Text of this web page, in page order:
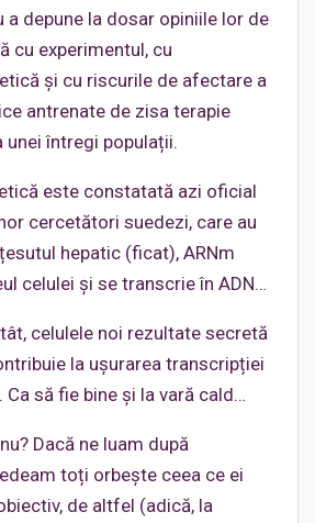
a depune la dosar opiniile lor de
cu experimentul, cu
și cu riscurile de afectare a
antrenate de zisa terapie
întregi populații.
este constatată azi oficial
cercetători suedezi, care au
hepatic (ficat), ARNm
celulei și se transcrie în ADN…
celulele noi rezultate secretă
la ușurarea transcripției
Ca să fie bine și la vară cald…
Dacă ne luam după
toți orbește ceea ce ei
de altfel (adică, la